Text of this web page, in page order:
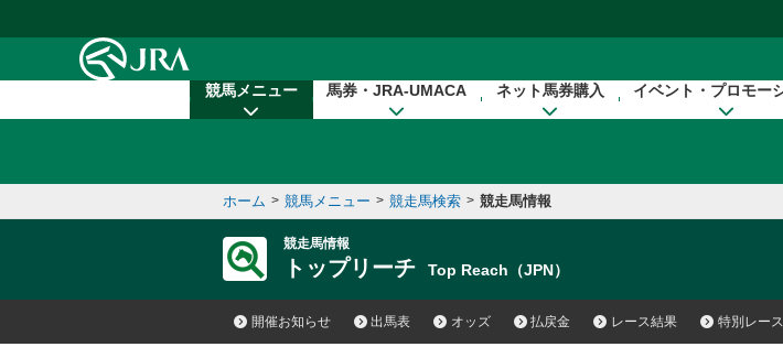
競馬メニュー 馬券・JRA-UMACA ネット馬券購入 イベント・プロモー
ホーム > 競馬メニュー > 競走馬検索 > 競走馬情報
競走馬情報
トップリーチ Top Reach（JPN）
開催お知らせ 出馬表 オッズ 払戻金 レース結果 特別レー